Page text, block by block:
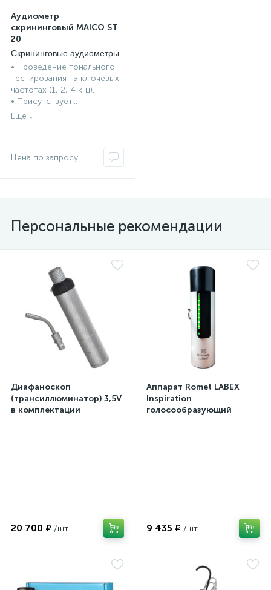
Аудиометр
скрининговый MAICO ST
20
Скрининговые аудиометры
• Проведение тонального
тестирования на ключевых
частотах (1, 2, 4 кГц).
• Присутствует...
Персональные рекомендации
Диафаноскоп
(трансиллюминатор) 3,5V
в комплектации
20 700 ₽
Аппарат Romet LABEX
Inspiration
голосообразующий
9 435 ₽